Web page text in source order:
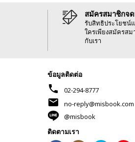
สมัครสมาชิกจ
รับสิทธิประโยชน์
ใครเพียงสมัครส
กับเรา
ข้อมูลติดต่อ
phone 02-294-8777
mail
no-reply@misbook.com
@misbook
ติดตามเรา